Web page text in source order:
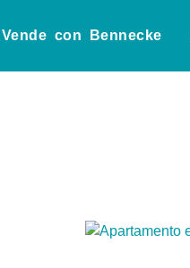
Vende con Bennecke